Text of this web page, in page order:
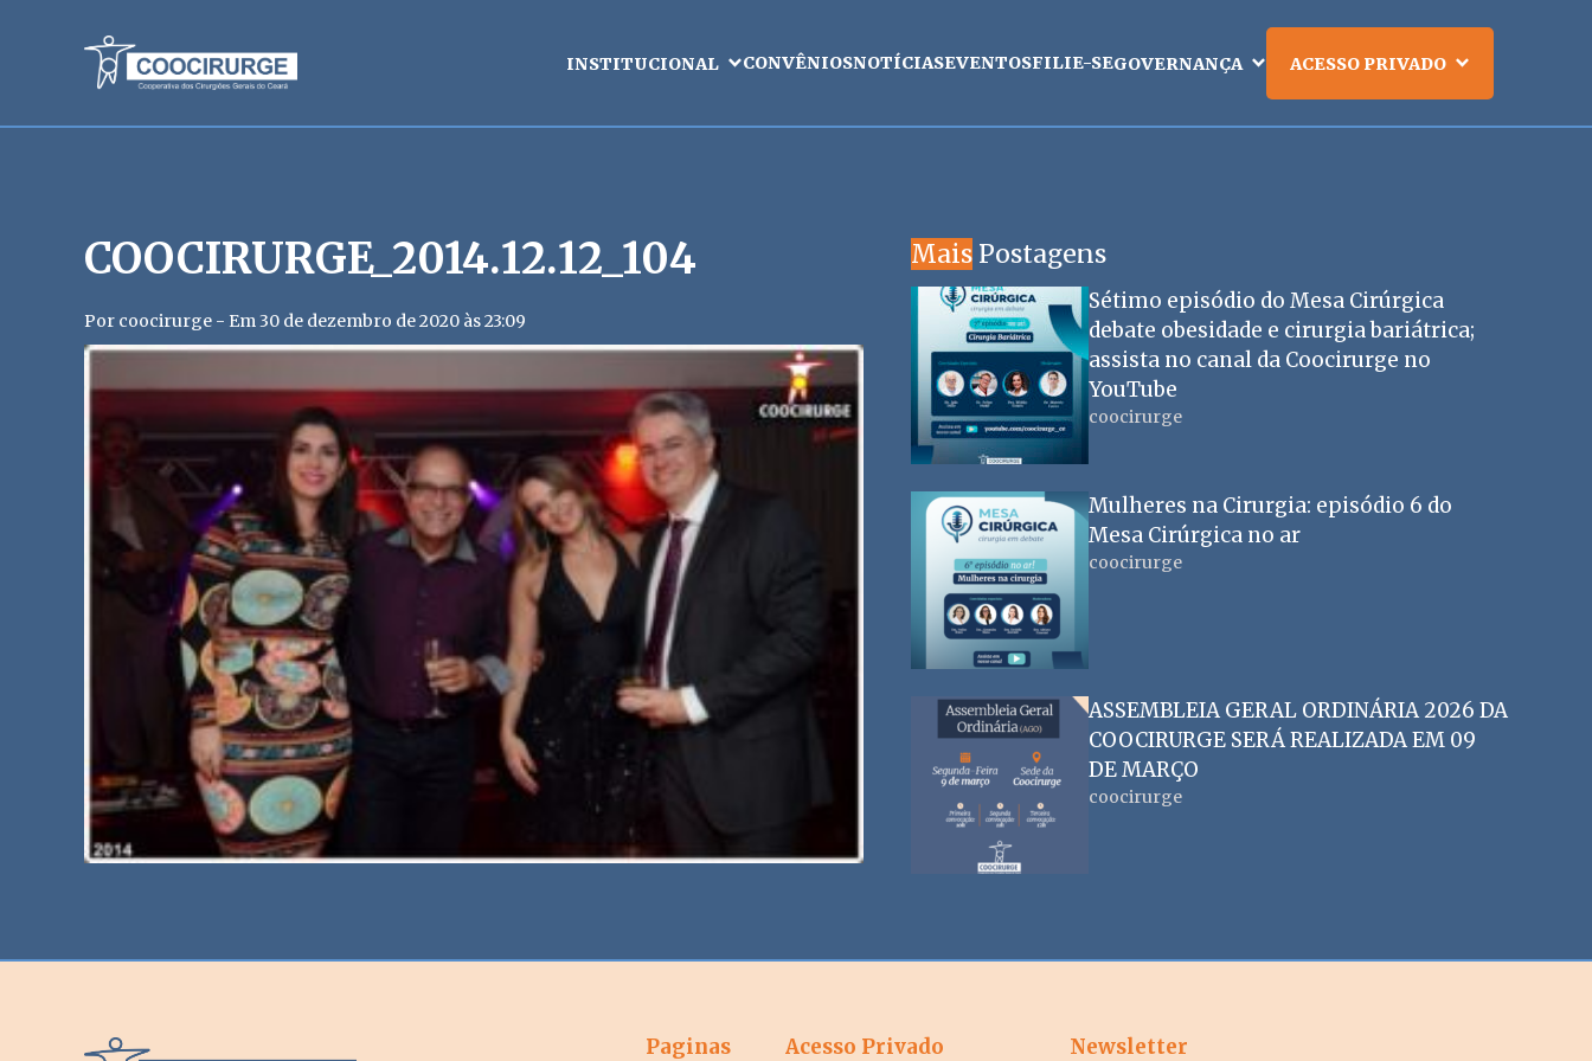
INSTITUCIONAL CONVÊNIOSNOTÍCIASEVENTOSFILIE-SEGOVERNANÇA ACESSO PRIVADO
COOCIRURGE_2014.12.12_104
Por coocirurge - Em 30 de dezembro de 2020 às 23:09
Mais Postagens
Sétimo episódio do Mesa Cirúrgica
debate obesidade e cirurgia bariátrica;
assista no canal da Coocirurge no
YouTube
coocirurge
Mulheres na Cirurgia: episódio 6 do
Mesa Cirúrgica no ar
coocirurge
ASSEMBLEIA GERAL ORDINÁRIA 2026 DA
COOCIRURGE SERÁ REALIZADA EM 09
DE MARÇO
coocirurge
Paginas Acesso Privado Newsletter